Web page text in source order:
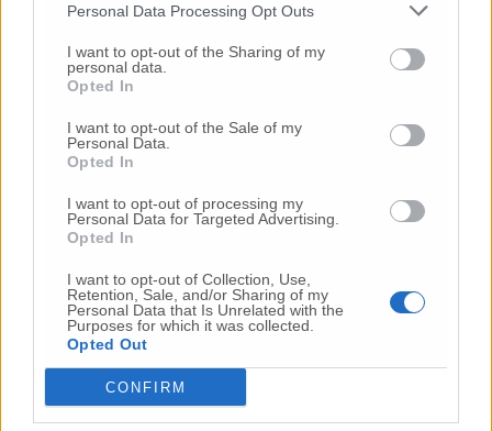
Personal Data Processing Opt Outs
I want to opt-out of the Sharing of my
personal data.
Opted In
I want to opt-out of the Sale of my
Personal Data.
Opted In
I want to opt-out of processing my
Personal Data for Targeted Advertising.
Opted In
I want to opt-out of Collection, Use,
Retention, Sale, and/or Sharing of my
Personal Data that Is Unrelated with the
Purposes for which it was collected.
Opted Out
CONFIRM
Bambina precipitata dalla finestra, l’accusa: «La
madre l’ha accoltellata» Il legale: «I familiari
sono sconvolti»
La bimba lanciata nel vuoto dalla madre, ora la
donna è in stato di fermo e piantonata in